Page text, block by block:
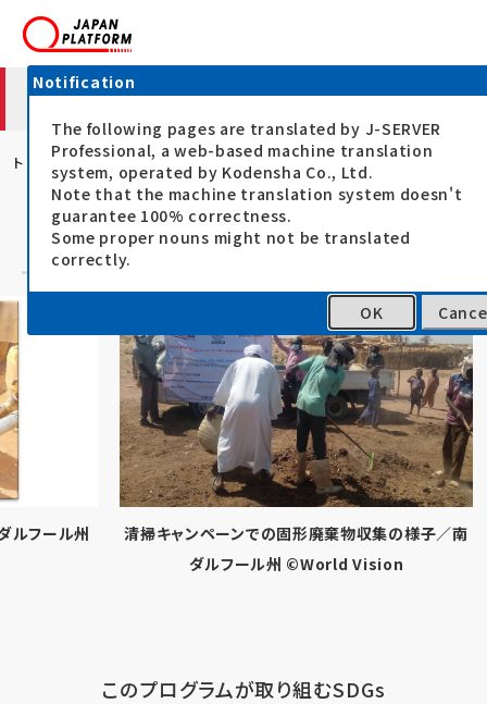
スーダン西部人道危機対応支援
トップ JPFの緊急人道支援 支援プログラム スーダン西部人道危機対
スーダン西部人道危機 現地の状況
ル州
清掃キャンペーンでの固形廃棄物収集の様子／南
ダルフール州 ©World Vision
北ダ
このプログラムが取り組むSDGs
Notification
The following pages are translated by J-SERVER
Professional, a web-based machine translation
system, operated by Kodensha Co., Ltd.
Note that the machine translation system doesn't
guarantee 100% correctness.
Some proper nouns might not be translated
correctly.
OK